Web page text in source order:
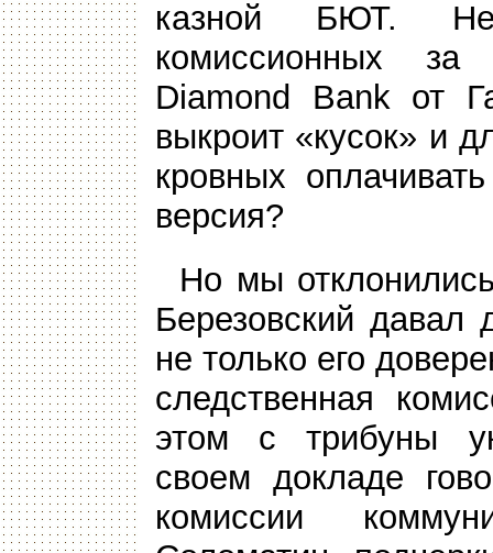
казной БЮТ.
комиссионных за
Diamond Bank от
выкроит «кусок» и
кровных
версия?
Но мы
Березовский давал
не только его
следственная
этом с трибуны
своем докладе
комиссии